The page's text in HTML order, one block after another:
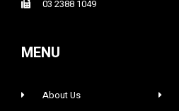
03 2388 1049
MENU
About Us